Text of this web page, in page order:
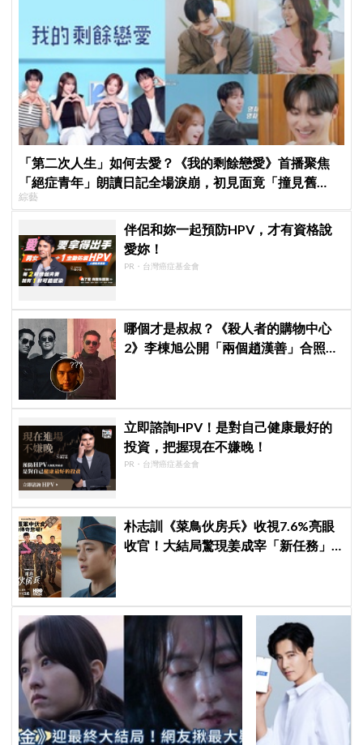
「第二次人生」如何去愛？《我的剩餘戀愛》首播聚焦
「絕症青年」朗讀日記全場淚崩，初見面竟「撞見舊
識」！
綜藝
伴侶和妳一起預防HPV，才有資格說
愛妳！
PR・台灣癌症基金會
哪個才是叔叔？《殺人者的購物中心
2》李棟旭公開「兩個趙漢善」合照，
立即諮詢HPV！是對自己健康最好的
投資，把握現在不嫌晚！
PR・台灣癌症基金會
朴志訓《菜鳥伙房兵》收視7.6%亮眼
收官！大結局驚現姜成宰「新任務」